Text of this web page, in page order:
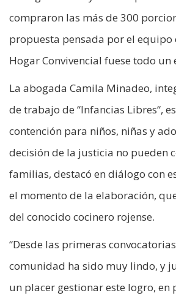
compraron las más de 300
propuesta pensada por el equipo
Hogar Convivencial fuese todo un
La abogada Camila Minadeo,
de trabajo de “Infancias Libres“,
contención para niños, niñas y
decisión de la justicia no pueden
familias, destacó en diálogo con
el momento de la elaboración,
del conocido cocinero rojense.
“Desde las primeras
comunidad ha sido muy lindo, y
un placer gestionar este logro,